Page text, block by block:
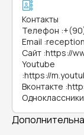
Контакты
Телефон :
Email :
Сайт :https://
Youtube
:https://
Вконтакте :
Одноклассники